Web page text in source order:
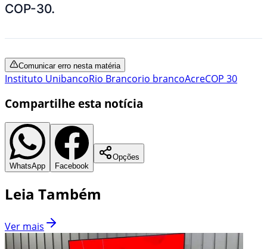
COP-30.
Comunicar erro nesta matéria
Instituto UnibancoRio Brancorio brancoAcreCOP 30
Compartilhe esta notícia
WhatsApp Facebook
Opções
Leia Também
Ver mais